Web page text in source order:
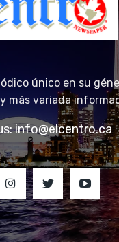
único en su
más variada
info@elcentro.ca